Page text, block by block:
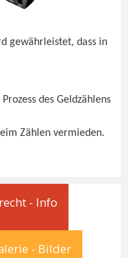
gewährleistet, dass in
des Geldzählens
Zählen vermieden.
- Info
- Bilder